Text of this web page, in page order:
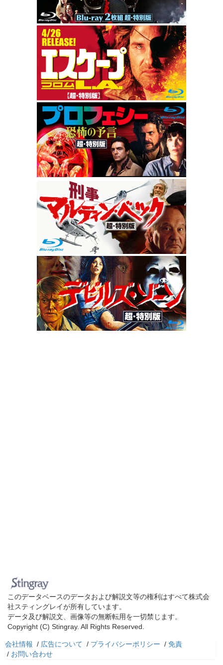
このデータベースのデータおよび解説文等の権利はすべて株式会
社スティングレイが所有しています。
データ及び解説文、画像等の無断転用を一切禁じます。
Copyright (C) Stingray. All Rights Reserved.
会社情報 / 広告について / プライバシーポリシー / 免責
/ お問い合わせ